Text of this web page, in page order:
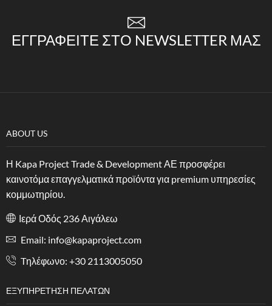
ΕΓΓΡΑΦΕΊΤΕ ΣΤΟ NEWSLETTER ΜΑΣ
ABOUT US
Η Kapa Project Trade & Development ΑΕ προσφέρει
καινοτόμα επαγγελματικά προϊόντα για premium υπηρεσίες
κομμωτηρίου.
Ιερά Οδός 236 Αιγάλεω
Email: info@kapaproject.com
Tηλέφωνο: +30 2113005050
ΕΞΥΠΗΡΈΤΗΣΗ ΠΕΛΑΤΏΝ